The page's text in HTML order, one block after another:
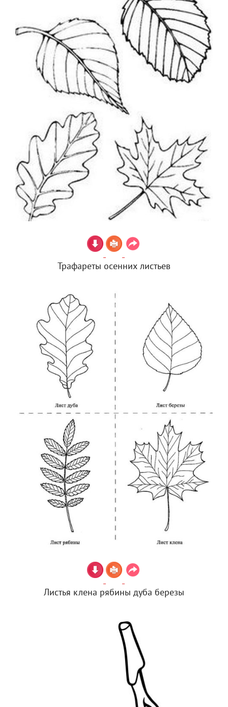
Трафареты осенних листьев
Листья клена рябины дуба березы